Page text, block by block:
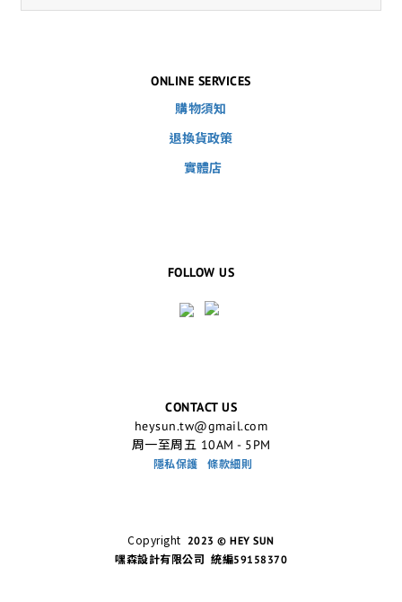
ONLINE SERVICES
購物須知
退換貨政策
實體店
FOLLOW US
CONTACT US
heysun.tw@gmail.com
周一至周五 10AM - 5PM
隱私保護 條款細則
Copyright 2023 © HEY SUN
嘿森設計有限公司 統編59158370